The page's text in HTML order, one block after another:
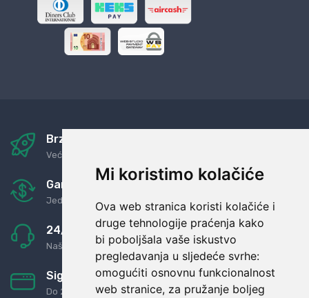
Mi koristimo kolačiće
Ova web stranica koristi kolačiće i
druge tehnologije praćenja kako
bi poboljšala vaše iskustvo
pregledavanja u sljedeće svrhe:
omogućiti osnovnu funkcionalnost
web stranice, za pružanje boljeg
Brza i sigurna dostava
Već za nekoliko dana kod vas
Garancija u povrat novaca
Jednostavno pravilo: Roba za novac
24/7 odlična podrška
Naši agenti uvijek na raspolaganju
Sigurno obročno plaćanje
Do 24 rata bez kamata